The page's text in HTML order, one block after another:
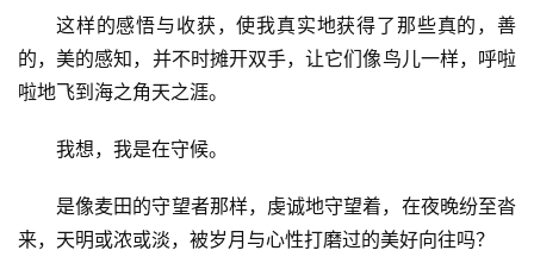
这样的感悟与收获，使我真实地获得了那些真的，善
的，美的感知，并不时摊开双手，让它们像鸟儿一样，呼啦
啦地飞到海之角天之涯。
我想，我是在守候。
是像麦田的守望者那样，虔诚地守望着，在夜晚纷至沓
来，天明或浓或淡，被岁月与心性打磨过的美好向往吗？